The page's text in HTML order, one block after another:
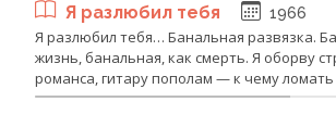
Я разлюбил тебя 1966
Я разлюбил тебя… Банальная развязка.
жизнь, банальная, как смерть. Я оборву
романса, гитару пополам — к чему